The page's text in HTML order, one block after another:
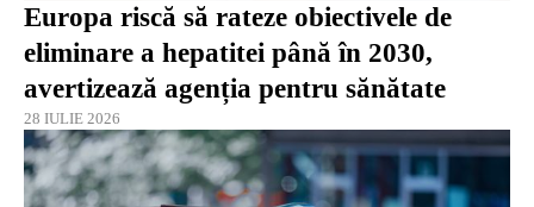
Europa riscă să rateze obiectivele de
eliminare a hepatitei până în 2030,
avertizează agenția pentru sănătate
28 IULIE 2026